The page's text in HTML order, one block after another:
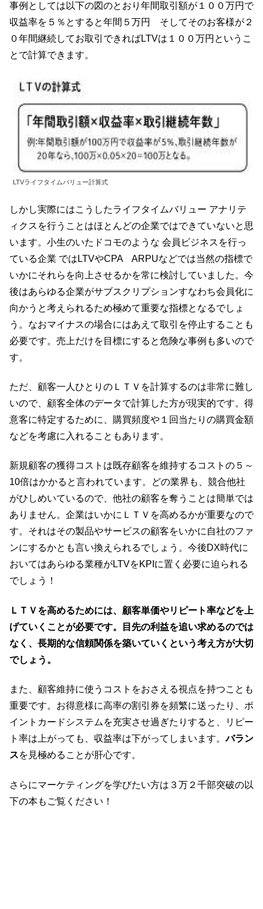
事例としては以下の図のとおり年間取引額が１００万円で
収益率を５％とすると年間５万円 そしてそのお客様が２
０年間継続してお取引できればLTVは１００万円というこ
とで計算できます。
LTVライフタイムバリュー計算式
しかし実際にはこうしたライフタイムバリュー アナリテ
ィクスを行うことはほとんどの企業ではできていないと思
います。小生のいたドコモのような 会員ビジネスを行っ
ている企業 ではLTVやCPA ARPUなどでは当然の指標で
いかにそれらを向上させるかを常に検討していました。今
後はあらゆる企業がサブスクリプションすなわち会員化に
向かうと考えられるため極めて重要な指標となるでしょ
う。なおマイナスの場合にはあえて取引を停止することも
必要です。売上だけを目標にすると危険な事例も多いので
す。
ただ、顧客一人ひとりのＬＴＶを計算するのは非常に難し
いので、顧客全体のデータで計算した方が現実的です。得
意客に特定するために、購買頻度や１回当たりの購買金額
などを考慮に入れることもあります。
新規顧客の獲得コストは既存顧客を維持するコストの５～
10倍はかかると言われています。どの業界も、競合他社
がひしめいているので、他社の顧客を奪うことは簡単では
ありません。企業はいかにＬＴＶを高めるかが重要なので
す。それはその製品やサービスの顧客をいかに自社のファ
ンにするかとも言い換えられるでしょう。今後DX時代に
おいてはあらゆる業種がLTVをKPIに置く必要に迫られる
でしょう！
ＬＴＶを高めるためには、顧客単価やリピート率などを上
げていくことが必要です。目先の利益を追い求めるのでは
なく、長期的な信頼関係を築いていくという考え方が大切
でしょう。
また、顧客維持に使うコストをおさえる視点を持つことも
重要です。お得意様に高率の割引券を頻繁に送ったり、ポ
イントカードシステムを充実させ過ぎたりすると、リピー
ト率は上がっても、収益率は下がってしまいます。バラン
スを見極めることが肝心です。
さらにマーケティングを学びたい方は３万２千部突破の以
下の本もご覧ください！